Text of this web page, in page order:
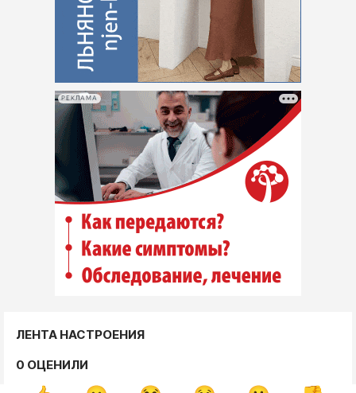
РЕКЛАМА
ЛЕНТА НАСТРОЕНИЯ
0 ОЦЕНИЛИ